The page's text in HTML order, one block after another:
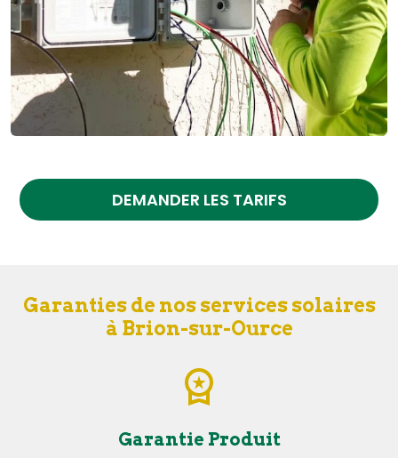
DEMANDER LES TARIFS
Garanties de nos services solaires
à Brion-sur-Ource
Garantie Produit